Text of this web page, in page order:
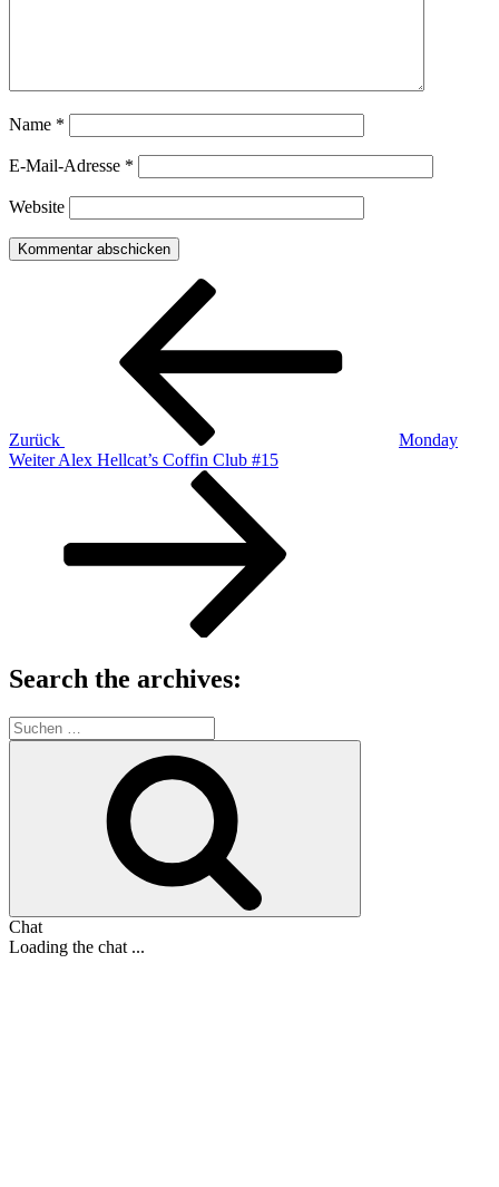
Name *
E-Mail-Adresse *
Website
Beitragsnavigation
Zurück
Monday
Nächster
Weiter Alex Hellcat’s Coffin Club #15
Search the archives:
Suche
nach:
Chat
Loading the chat ...